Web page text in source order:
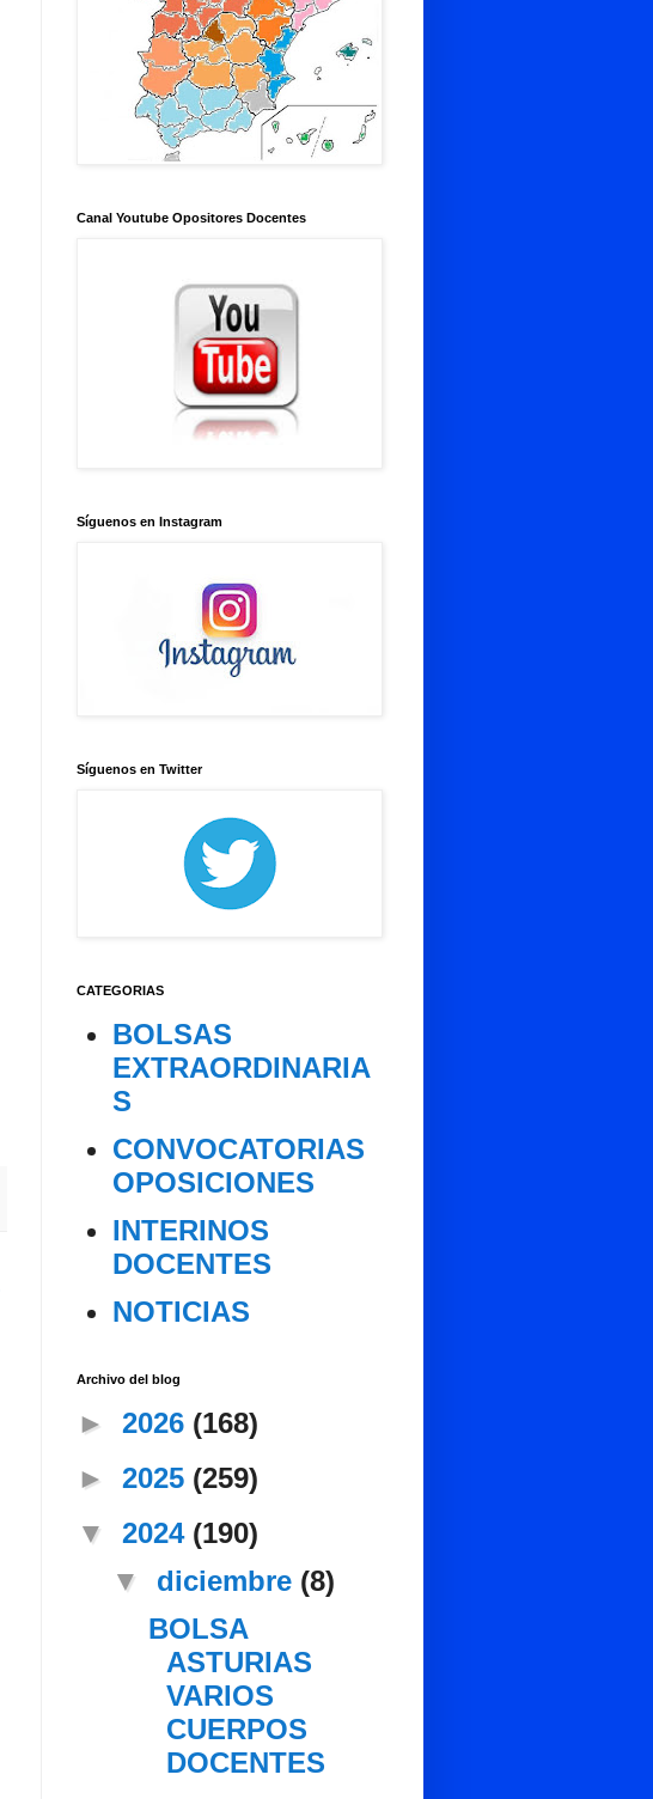
Canal Youtube Opositores Docentes
Síguenos en Instagram
Síguenos en Twitter
CATEGORIAS
BOLSAS
EXTRAORDINARIA
S
CONVOCATORIAS
OPOSICIONES
INTERINOS
DOCENTES
NOTICIAS
Archivo del blog
► 2026 (168)
► 2025 (259)
▼ 2024 (190)
▼ diciembre (8)
BOLSA
ASTURIAS
VARIOS
CUERPOS
DOCENTES